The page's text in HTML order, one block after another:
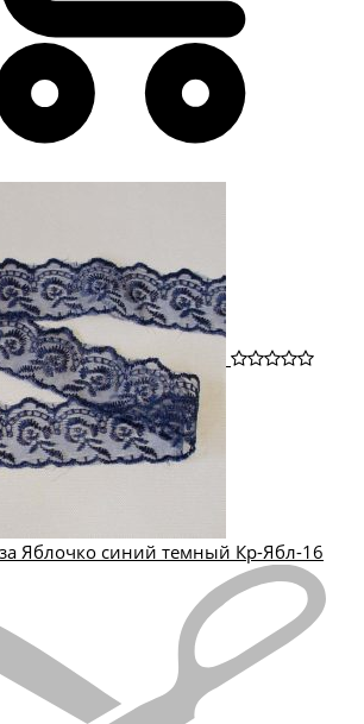
Яблочко синий темный Кр-Ябл-16